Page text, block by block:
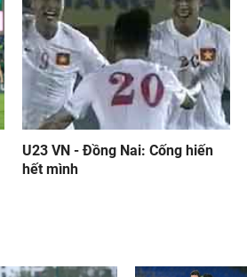
U23 VN - Đồng Nai: Cống hiến
hết mình